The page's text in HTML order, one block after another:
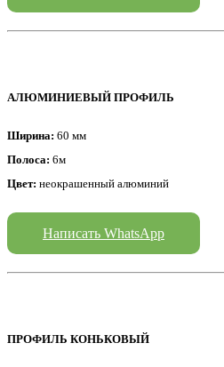
АЛЮМИНИЕВЫЙ ПРОФИЛЬ
Ширина: 60 мм
Полоса: 6м
Цвет: неокрашенный алюминий
Написать WhatsApp
ПРОФИЛЬ КОНЬКОВЫЙ